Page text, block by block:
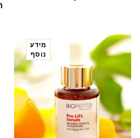
מידע
נוסף